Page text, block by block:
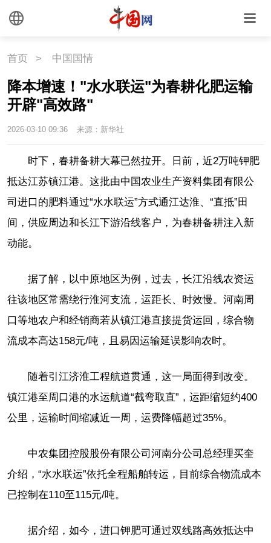
心理
首页 > 中国国情
降本增速！"水水联运"为春耕化肥运输
开辟"高效路"
2026-03-10 09:36 来源：新华社
时下，春耕备耕大幕已然拉开。日前，近2万吨钾肥
抵达江苏镇江港。这批由中国农业生产资料集团有限公
司进口的肥料通过“水水联运”方式通江达淮、“直抵”田
间，供应周边和长江下游沿线客户，为春耕备耕注入新
动能。
据了解，以中原地区为例，过去，长江沿线农资运
往该地区常需绕行淮河支流，运距长、时效慢。河南周
口等地农户和经销商若从镇江港直接提货运回，综合物
流成本高达158元/吨，且易因运输延误影响农时。
随着引江济淮工程航道贯通，这一局面得到改变。
镇江港至周口港的水运航道“截弯取直”，运距缩短约400
公里，运输时间缩减近一周，运费降幅超过35%。
中农集团控股股份有限公司河南分公司总经理买奎
介绍，“水水联运”依托全程船舶转运，目前综合物流成本
已控制在110至115元/吨。
据介绍，如今，进口钾肥可通过双线路高效抵达中